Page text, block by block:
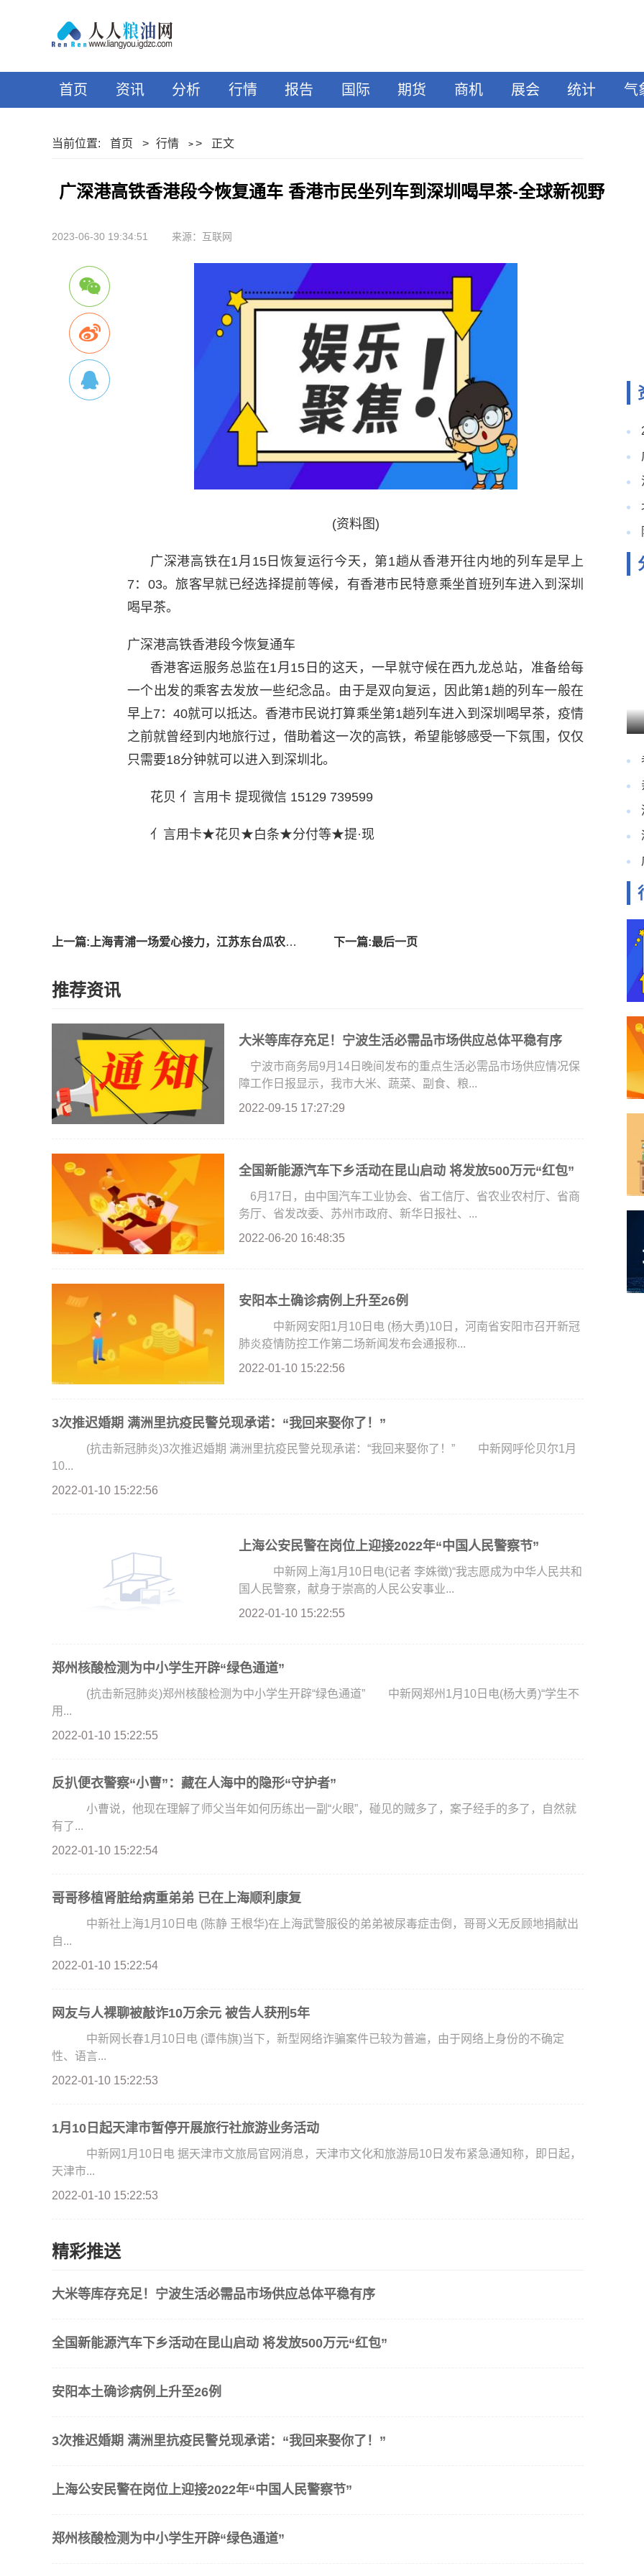
首页 资讯 分析 行情 报告 国际 期货 商机 展会 统计 气
当前位置: 首页 > 行情 > > 正文
广深港高铁香港段今恢复通车 香港市民坐列车到深圳喝早茶-全球新视野
2023-06-30 19:34:51 来源：互联网
(资料图)
广深港高铁在1月15日恢复运行今天，第1趟从香港开往内地的列车是早上
7：03。旅客早就已经选择提前等候，有香港市民特意乘坐首班列车进入到深圳
喝早茶。
广深港高铁香港段今恢复通车
香港客运服务总监在1月15日的这天，一早就守候在西九龙总站，准备给每
一个出发的乘客去发放一些纪念品。由于是双向复运，因此第1趟的列车一般在
早上7：40就可以抵达。香港市民说打算乘坐第1趟列车进入到深圳喝早茶，疫情
之前就曾经到内地旅行过，借助着这一次的高铁，希望能够感受一下氛围，仅仅
只需要18分钟就可以进入到深圳北。
花贝 亻言用卡 提现微信 15129 739599
亻言用卡★花贝★白条★分付等★提·现
上一篇:上海青浦一场爱心接力，江苏东台瓜农10万斤滞销西瓜5天卖完 下一篇:最后一页
推荐资讯
大米等库存充足！宁波生活必需品市场供应总体平稳有序
宁波市商务局9月14日晚间发布的重点生活必需品市场供应情况保
障工作日报显示，我市大米、蔬菜、副食、粮...
2022-09-15 17:27:29
全国新能源汽车下乡活动在昆山启动 将发放500万元“红包”
6月17日，由中国汽车工业协会、省工信厅、省农业农村厅、省商
务厅、省发改委、苏州市政府、新华日报社、...
2022-06-20 16:48:35
安阳本土确诊病例上升至26例
中新网安阳1月10日电 (杨大勇)10日，河南省安阳市召开新冠
肺炎疫情防控工作第二场新闻发布会通报称...
2022-01-10 15:22:56
3次推迟婚期 满洲里抗疫民警兑现承诺：“我回来娶你了！”
(抗击新冠肺炎)3次推迟婚期 满洲里抗疫民警兑现承诺：“我回来娶你了！” 中新网呼伦贝尔1月
10...
2022-01-10 15:22:56
上海公安民警在岗位上迎接2022年“中国人民警察节”
中新网上海1月10日电(记者 李姝徵)“我志愿成为中华人民共和
国人民警察，献身于崇高的人民公安事业...
2022-01-10 15:22:55
郑州核酸检测为中小学生开辟“绿色通道”
(抗击新冠肺炎)郑州核酸检测为中小学生开辟“绿色通道” 中新网郑州1月10日电(杨大勇)“学生不
用...
2022-01-10 15:22:55
反扒便衣警察“小曹”：藏在人海中的隐形“守护者”
小曹说，他现在理解了师父当年如何历练出一副“火眼”，碰见的贼多了，案子经手的多了，自然就
有了...
2022-01-10 15:22:54
哥哥移植肾脏给病重弟弟 已在上海顺利康复
中新社上海1月10日电 (陈静 王根华)在上海武警服役的弟弟被尿毒症击倒，哥哥义无反顾地捐献出
自...
2022-01-10 15:22:54
网友与人裸聊被敲诈10万余元 被告人获刑5年
中新网长春1月10日电 (谭伟旗)当下，新型网络诈骗案件已较为普遍，由于网络上身份的不确定
性、语言...
2022-01-10 15:22:53
1月10日起天津市暂停开展旅行社旅游业务活动
中新网1月10日电 据天津市文旅局官网消息，天津市文化和旅游局10日发布紧急通知称，即日起，
天津市...
2022-01-10 15:22:53
精彩推送
大米等库存充足！宁波生活必需品市场供应总体平稳有序
全国新能源汽车下乡活动在昆山启动 将发放500万元“红包”
安阳本土确诊病例上升至26例
3次推迟婚期 满洲里抗疫民警兑现承诺：“我回来娶你了！”
上海公安民警在岗位上迎接2022年“中国人民警察节”
郑州核酸检测为中小学生开辟“绿色通道”